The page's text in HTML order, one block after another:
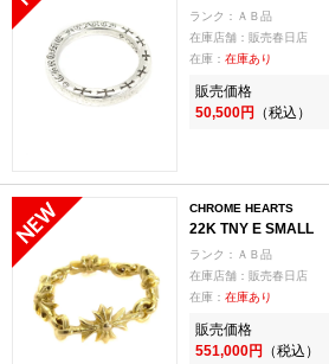
ランク：ＡＢ品
在庫店舗：販売春日店
在庫： 在庫あり
販売価格
50,500円 （税込）
CHROME HEARTS
22K TNY E SMALL
ランク：ＡＢ品
在庫店舗：販売春日店
在庫： 在庫あり
販売価格
551,000円 （税込）